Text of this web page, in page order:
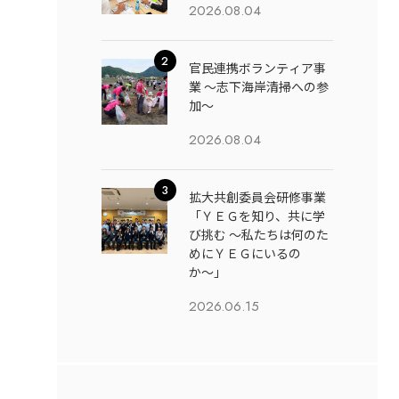
2026.08.04
官民連携ボランティア事
業 ～志下海岸清掃への参
加～
2026.08.04
拡大共創委員会研修事業
「ＹＥＧを知り、共に学
び挑む 〜私たちは何のた
めにＹＥＧにいるの
か〜」
2026.06.15